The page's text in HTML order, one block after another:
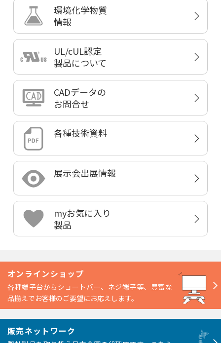
環境化学物質
情報
UL/cUL認定
製品について
CADデータの
お問合せ
各種技術資料
展示会出展情報
myお気に入り
製品
オンラインショップ
各種端子台からショートバー、ネジ端子等、豊富な
品揃えでお客様のご要望にお応えします。
販売ネットワーク